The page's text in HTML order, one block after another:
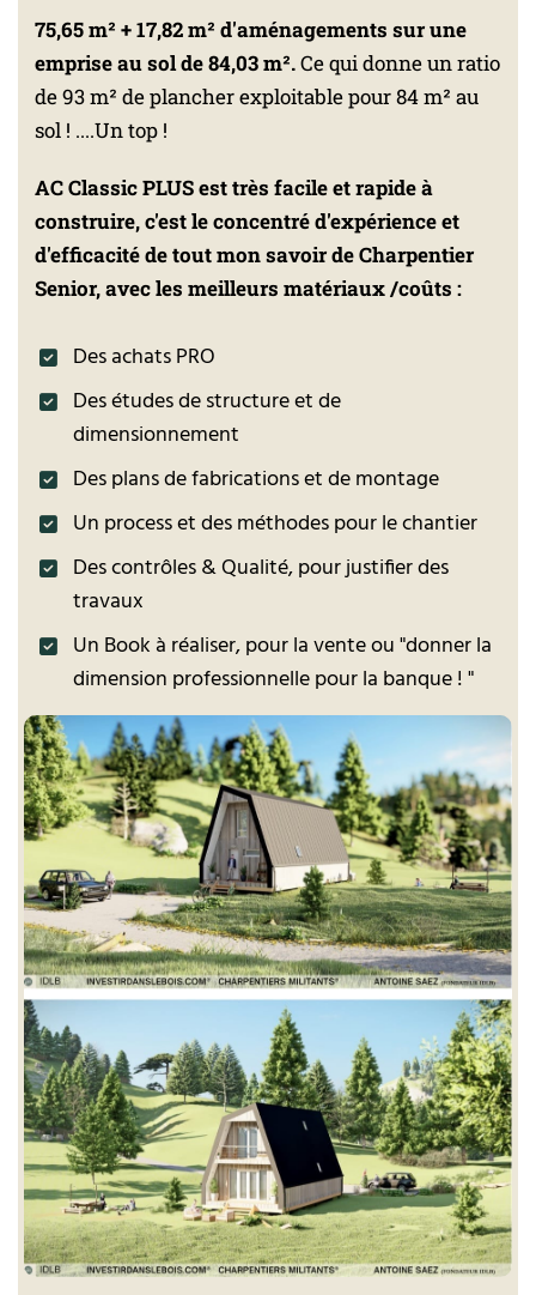
75,65 m² + 17,82 m² d'aménagements sur une
emprise au sol de 84,03 m².Ce qui donne un ratio
de 93 m² de plancher exploitable pour 84 m² au
sol ! ....Un top !
AC Classic PLUS est très facile et rapide à
construire, c'est le concentré d'expérience et
d'efficacité de tout mon savoir de Charpentier
Senior, avec les meilleurs matériaux /coûts :
Des achats PRO
Des études de structure et de
dimensionnement
Des plans de fabrications et de montage
Un process et des méthodes pour le chantier
Des contrôles & Qualité, pour justifier des
travaux
Un Book à réaliser, pour la vente ou "donner la
dimension professionnelle pour la banque ! "